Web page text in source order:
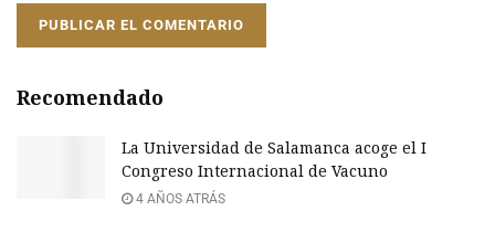
Recomendado
La Universidad de Salamanca acoge el I
Congreso Internacional de Vacuno
4 AÑOS ATRÁS